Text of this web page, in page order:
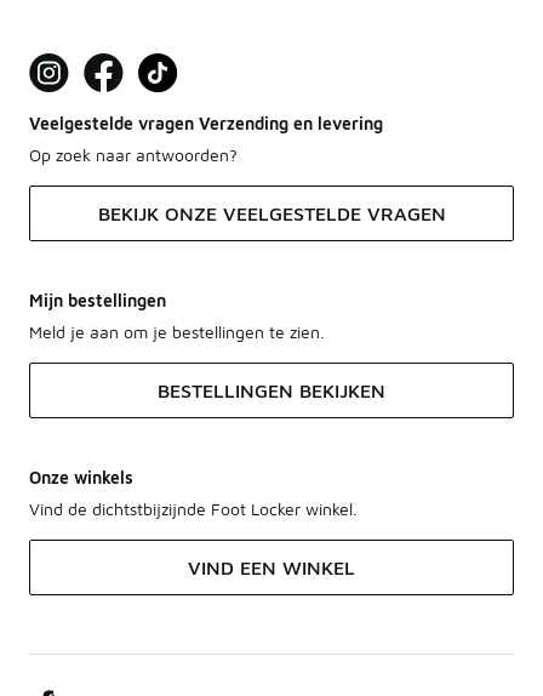
Veelgestelde vragen Verzending en levering
Op zoek naar antwoorden?
BEKIJK ONZE VEELGESTELDE VRAGEN
Mijn bestellingen
Meld je aan om je bestellingen te zien.
BESTELLINGEN BEKIJKEN
Onze winkels
Vind de dichtstbijzijnde Foot Locker winkel.
VIND EEN WINKEL